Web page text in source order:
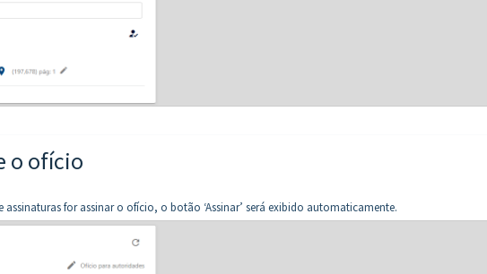
o ofício
for assinar o ofício, o botão ‘Assinar’ será exibido automaticamente.